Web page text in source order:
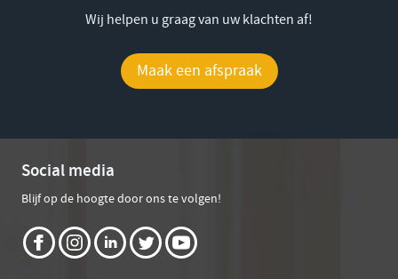
Wij helpen u graag van uw klachten af!
Maak een afspraak
Social media
Blijf op de hoogte door ons te volgen!